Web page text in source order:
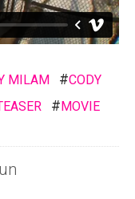
MILAM #CODY
#MOVIE